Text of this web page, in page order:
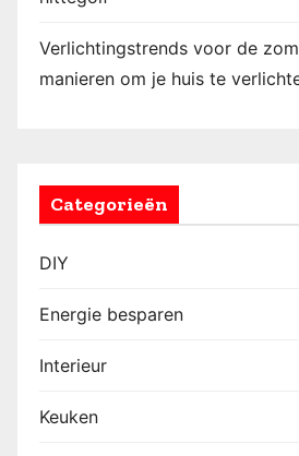
Verlichtingstrends voor de
manieren om je huis te
Categorieën
DIY
Energie besparen
Interieur
Keuken